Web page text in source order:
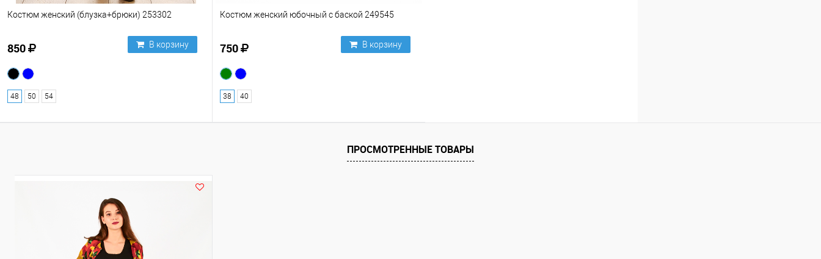
Костюм женский (блузка+брюки) 253302
850 В корзину
48 50 54
Костюм женский юбочный с баской 249545
750 В корзину
38 40
ПРОСМОТРЕННЫЕ ТОВАРЫ